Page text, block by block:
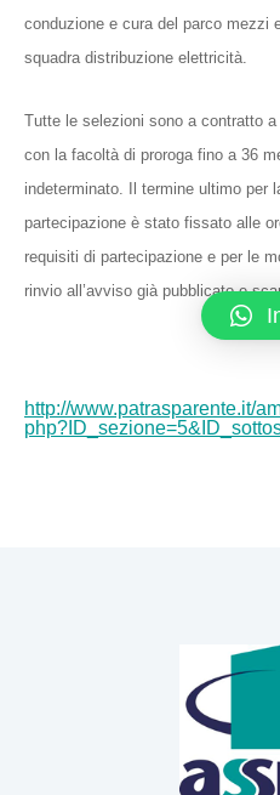
conduzione e cura del parco mezzi
squadra distribuzione elettricità.
Tutte le selezioni sono a contratto
con la facoltà di proroga fino a 36
indeterminato. Il termine ultimo per
partecipazione è stato fissato alle
requisiti di partecipazione e per le
rinvio all’avviso già pubblicato e
http://www.patrasparente.it/